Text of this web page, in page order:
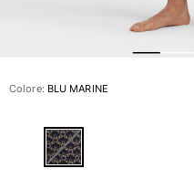
Taglie forti
Colore: BLU MARINE